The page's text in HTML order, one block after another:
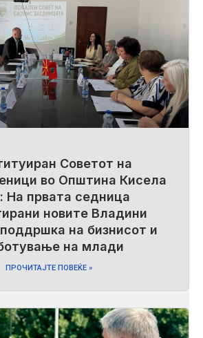
Советот на
во Општина Кисела
На првата седница
новите Владини
на бизнисот и
на млади
ПРОЧИТАЈТЕ ПОВЕЌЕ »